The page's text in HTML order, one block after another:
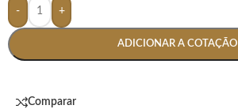
- +
ADICIONAR A COTAÇÃO
Comparar